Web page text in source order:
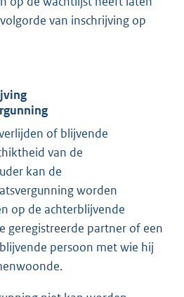
van inschrijving op
of blijvende
van de
kan de
worden
op de achterblijvende
geregistreerde partner of een
persoon met wie hij